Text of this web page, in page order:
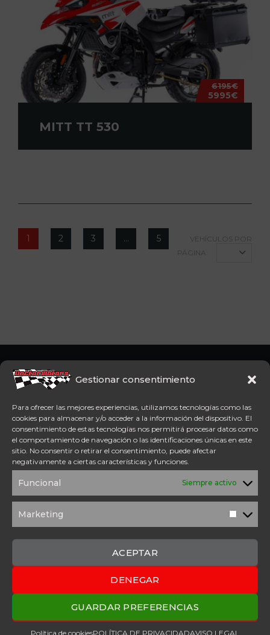
Gestionar consentimiento
Para ofrecer las mejores experiencias, utilizamos tecnologías como las
cookies para almacenar y/o acceder a la información del dispositivo. El
consentimiento de estas tecnologías nos permitirá procesar datos como
el comportamiento de navegación o las identificaciones únicas en este
sitio. No consentir o retirar el consentimiento, puede afectar
negativamente a ciertas características y funciones.
Funcional Siempre activo
Marketing
ACEPTAR
DENEGAR
GUARDAR PREFERENCIAS
Política de cookiesPOLÍTICA DE PRIVACIDADAVISO LEGAL
6195€
5995€
MITT TT 530
1 2 3 … 5
VEHÍCULOS POR
PÁGINA:
CFMoto Y Mitt. Estamos en
técnico oficial Mitt y CFMoto.
Tel: 654 98 23 30
ACCESO DIRECTO
TÉRMINOS Y
CONDICIONES
COOKIES
PRESUPUESTOCONTACTO
2025 Copyright © Doctor Motors – Desarrollado por